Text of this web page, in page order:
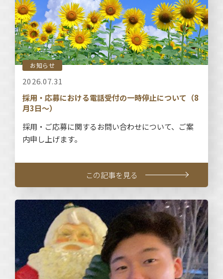
お知らせ
2026.07.31
採用・応募における電話受付の一時停止について（8
月3日～）
採用・ご応募に関するお問い合わせについて、ご案
内申し上げます。
この記事を見る